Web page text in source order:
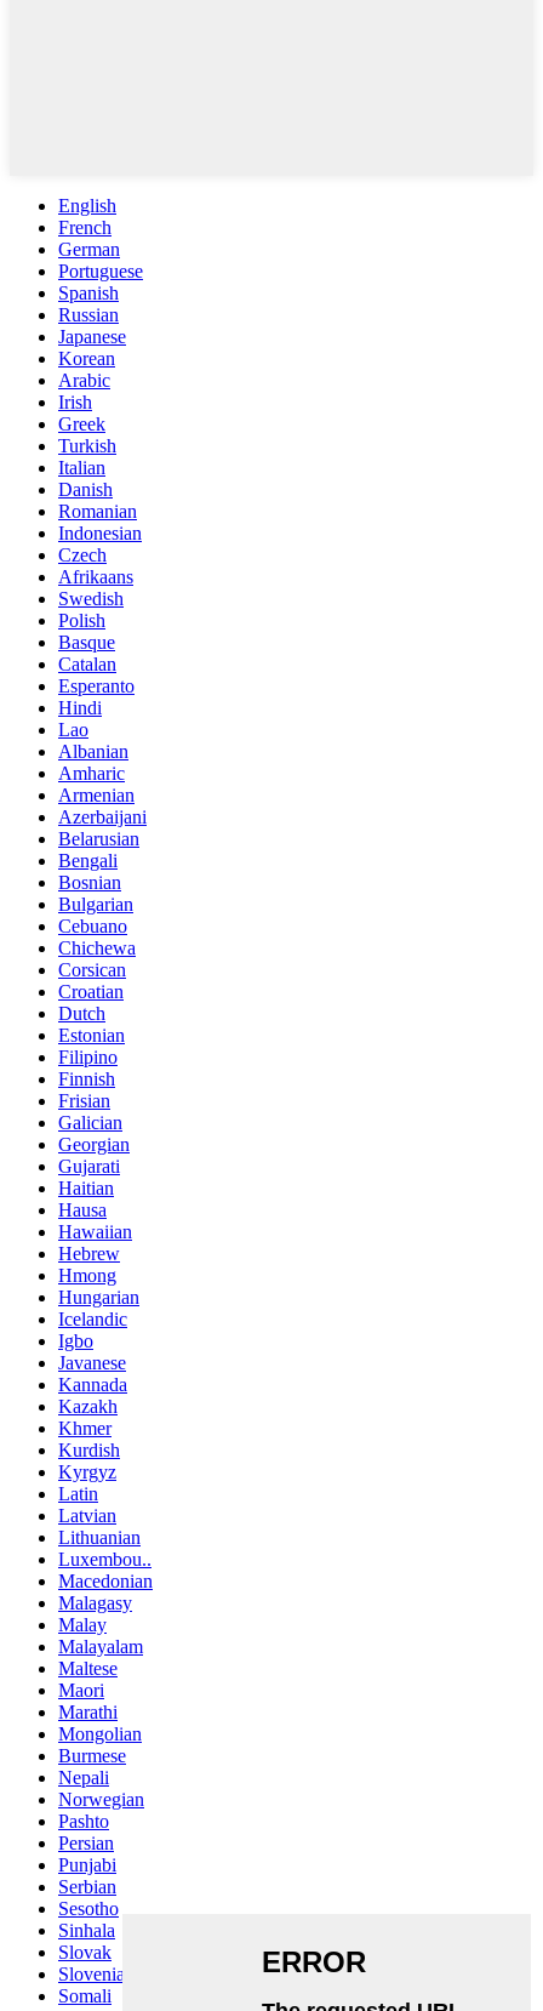
English
French
German
Portuguese
Spanish
Russian
Japanese
Korean
Arabic
Irish
Greek
Turkish
Italian
Danish
Romanian
Indonesian
Czech
Afrikaans
Swedish
Polish
Basque
Catalan
Esperanto
Hindi
Lao
Albanian
Amharic
Armenian
Azerbaijani
Belarusian
Bengali
Bosnian
Bulgarian
Cebuano
Chichewa
Corsican
Croatian
Dutch
Estonian
Filipino
Finnish
Frisian
Galician
Georgian
Gujarati
Haitian
Hausa
Hawaiian
Hebrew
Hmong
Hungarian
Icelandic
Igbo
Javanese
Kannada
Kazakh
Khmer
Kurdish
Kyrgyz
Latin
Latvian
Lithuanian
Luxembou..
Macedonian
Malagasy
Malay
Malayalam
Maltese
Maori
Marathi
Mongolian
Burmese
Nepali
Norwegian
Pashto
Persian
Punjabi
Serbian
Sesotho
Sinhala
Slovak
Slovenian
Somali